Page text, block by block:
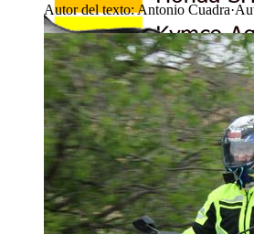
Autor del texto:Antonio Cuadra·